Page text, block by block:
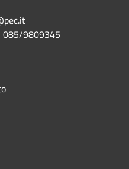
085/9809345